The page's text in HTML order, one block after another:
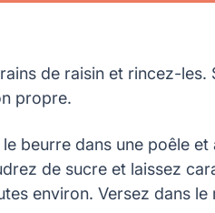
de raisin et rincez-les.
propre.
beurre dans une poêle et
de sucre et laissez
environ. Versez dans le